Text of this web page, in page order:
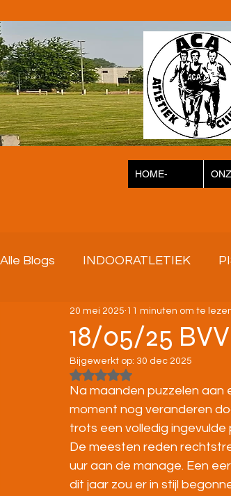
HOME-
Alle Blogs INDOORATLETIEK
STRATENLOPEN JEUGD/
KAMPIOENSCHAPPEN
18/05/25
20 mei 2025 11 minuten om te
Bijgewerkt op: 30 dec 2025
Beoordeeld met NaN uit 5
Na maanden puzzelen aan
moment nog veranderen
trots een volledig
De meesten reden
uur aan de manage. Een
dit jaar zou er in stijl